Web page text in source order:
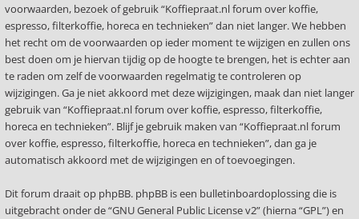
voorwaarden, bezoek of gebruik “Koffiepraat.nl forum over koffie,
espresso, filterkoffie, horeca en technieken” dan niet langer. We hebben
het recht om de voorwaarden op ieder moment te wijzigen en zullen ons
best doen om je hiervan tijdig op de hoogte te brengen, het is echter aan
te raden om zelf de voorwaarden regelmatig te controleren op
wijzigingen. Ga je niet akkoord met deze wijzigingen, maak dan niet langer
gebruik van “Koffiepraat.nl forum over koffie, espresso, filterkoffie,
horeca en technieken”. Blijf je gebruik maken van “Koffiepraat.nl forum
over koffie, espresso, filterkoffie, horeca en technieken”, dan ga je
automatisch akkoord met de wijzigingen en of toevoegingen.
Dit forum draait op phpBB. phpBB is een bulletinboardoplossing die is
uitgebracht onder de “GNU General Public License v2” (hierna “GPL”) en